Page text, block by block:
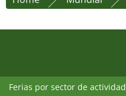
Ferias por sector de actividad